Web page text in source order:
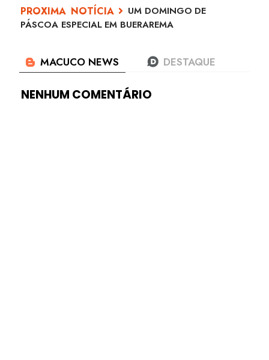
UM DOMINGO DE
PÁSCOA ESPECIAL EM BUERAREMA
NENHUM COMENTÁRIO